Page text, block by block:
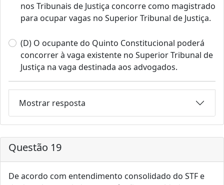
nos Tribunais de Justiça concorre como magistrado
para ocupar vagas no Superior Tribunal de Justiça.
(D) O ocupante do Quinto Constitucional poderá
concorrer à vaga existente no Superior Tribunal de
Justiça na vaga destinada aos advogados.
Mostrar resposta
Questão 19
De acordo com entendimento consolidado do STF e